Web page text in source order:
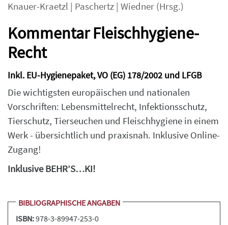
Knauer-Kraetzl | Paschertz | Wiedner (Hrsg.)
Kommentar Fleischhygiene-
Recht
Inkl. EU-Hygienepaket, VO (EG) 178/2002 und LFGB
Die wichtigsten europäischen und nationalen
Vorschriften: Lebensmittelrecht, Infektionsschutz,
Tierschutz, Tierseuchen und Fleischhygiene in einem
Werk - übersichtlich und praxisnah. Inklusive Online-
Zugang!
Inklusive BEHR’S…KI!
BIBLIOGRAPHISCHE ANGABEN
ISBN:978-3-89947-253-0